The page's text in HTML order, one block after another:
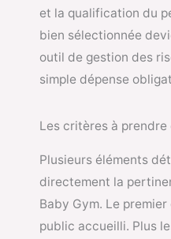
et la qualification du
bien sélectionnée
outil de gestion des
simple dépense
Les critères à prendre
Plusieurs éléments
directement la
Baby Gym. Le
public accueilli. Plus